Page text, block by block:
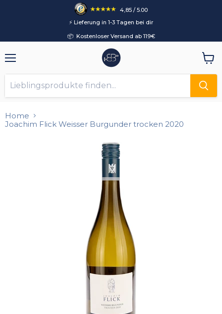
4,85 / 5.00
⚡️ Lieferung in 1-3 Tagen bei dir
📦 Kostenloser Versand ab 119€
Home
Joachim Flick Weisser Burgunder trocken 2020